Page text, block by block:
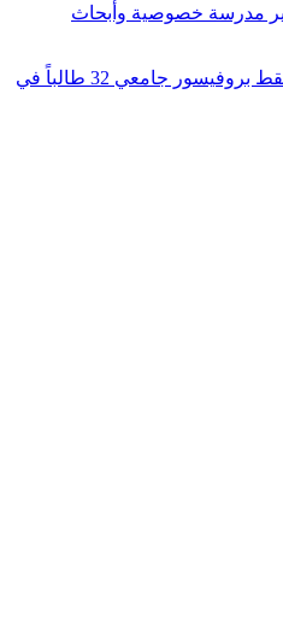
مدرسة خصوصية وأبحاث
مصيدة «النص الخفي».. كيف أسقط بروفيسور جامعي 32 طالباً في